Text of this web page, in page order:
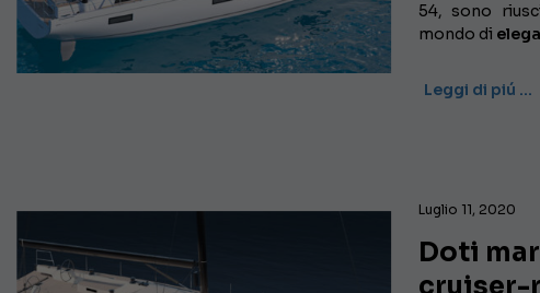
54, sono
mondo di
Leggi di piú …
Luglio 11, 2020
Doti